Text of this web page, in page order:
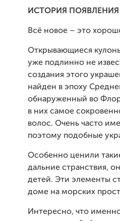
ИСТОРИЯ
Всё новое – это
Открывающиеся
уже подлинно не
создания этого
найден в эпоху
обнаруженный во
в них самое
волос. Очень часто
поэтому подобные
Особенно ценили
дальние странствия,
детей. Эти элементы
доме на морских
Интересно, что